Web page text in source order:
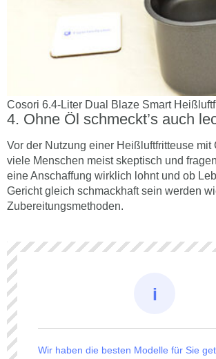
Cosori 6.4-Liter Dual Blaze Smart
Ohne Öl schmeckt’s auch
Vor der Nutzung einer Heißluftfritteuse mit
viele Menschen meist skeptisch und
eine Anschaffung wirklich lohnt und ob
Gericht gleich schmackhaft sein werden
Zubereitungsmethoden.
Wir haben die besten Modelle für Sie